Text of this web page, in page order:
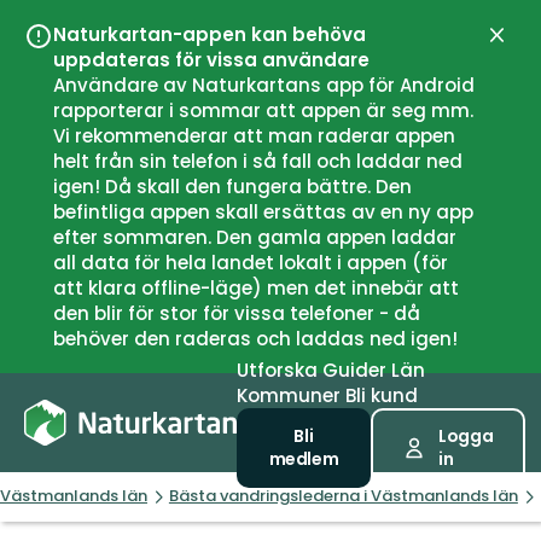
Naturkartan-appen kan behöva
uppdateras för vissa användare
Användare av Naturkartans app för Android
rapporterar i sommar att appen är seg mm.
Vi rekommenderar att man raderar appen
helt från sin telefon i så fall och laddar ned
igen! Då skall den fungera bättre. Den
befintliga appen skall ersättas av en ny app
efter sommaren. Den gamla appen laddar
all data för hela landet lokalt i appen (för
att klara offline-läge) men det innebär att
den blir för stor för vissa telefoner - då
behöver den raderas och laddas ned igen!
UtforskaGuiderLän
Kommuner Bli kund
Bli
medlem
Logga
in
Västmanlands län Bästa vandringslederna i Västmanlands län